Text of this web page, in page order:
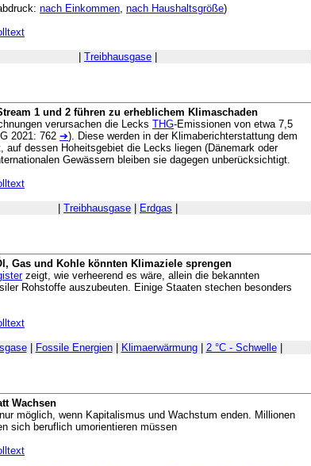
nach Einkommen, nach Haushaltsgröße)
Treibhausgase
1 und 2 führen zu erheblichem Klimaschaden
verursachen die Lecks THG-Emissionen von etwa 7,5
2021: 762 ➔). Diese werden in der Klimaberichterstattung dem
auf dessen Hoheitsgebiet die Lecks liegen (Dänemark oder
Gewässern bleiben sie dagegen unberücksichtigt.
Treibhausgase Erdgas
Gas und Kohle könnten Klimaziele sprengen
zeigt, wie verheerend es wäre, allein die bekannten
Rohstoffe auszubeuten. Einige Staaten stechen besonders
| Fossile Energien| Klimaerwärmung| 2 °C - Schwelle|
Wachsen
möglich, wenn Kapitalismus und Wachstum enden. Millionen
sich beruflich umorientieren müssen